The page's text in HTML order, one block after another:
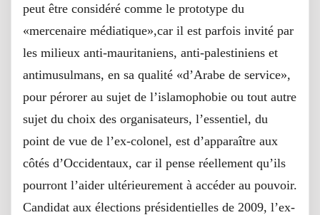
peut être considéré comme le prototype du
«mercenaire médiatique»,car il est parfois invité par
les milieux anti-mauritaniens, anti-palestiniens et
antimusulmans, en sa qualité «d’Arabe de service»,
pour pérorer au sujet de l’islamophobie ou tout autre
sujet du choix des organisateurs, l’essentiel, du
point de vue de l’ex-colonel, est d’apparaître aux
côtés d’Occidentaux, car il pense réellement qu’ils
pourront l’aider ultérieurement à accéder au pouvoir.
Candidat aux élections présidentielles de 2009, l’ex-